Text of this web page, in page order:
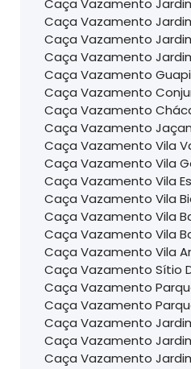
Caça Vazamento
Caça Vazamento
Caça Vazamento
Caça Vazamento
Caça Vazamento
Caça Vazamento
Caça Vazamento
Caça Vazamento
Caça Vazamento Vila
Caça Vazamento Vila
Caça Vazamento Vila
Caça Vazamento Vila
Caça Vazamento Vila
Caça Vazamento Vila
Caça Vazamento Vila
Caça Vazamento Sítio
Caça Vazamento
Caça Vazamento
Caça Vazamento
Caça Vazamento
Caça Vazamento